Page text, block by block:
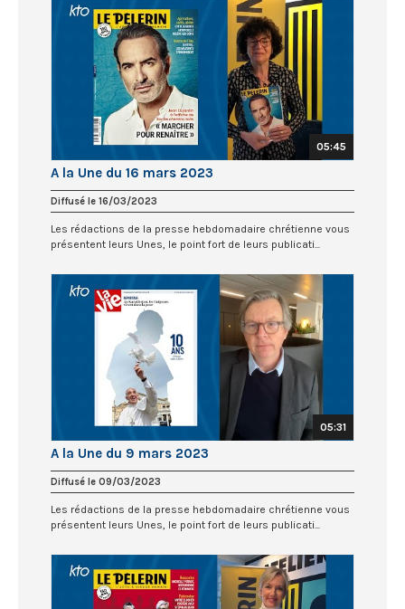
05:45
A la Une du 16 mars 2023
Diffusé le 16/03/2023
Les rédactions de la presse hebdomadaire chrétienne vous
présentent leurs Unes, le point fort de leurs publicati...
05:31
A la Une du 9 mars 2023
Diffusé le 09/03/2023
Les rédactions de la presse hebdomadaire chrétienne vous
présentent leurs Unes, le point fort de leurs publicati...